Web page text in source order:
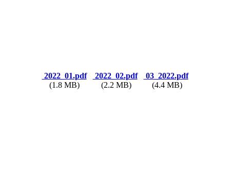
2022_01.pdf
(1.8 MB)
2022_02.pdf
(2.2 MB)
03_2022.pdf
(4.4 MB)